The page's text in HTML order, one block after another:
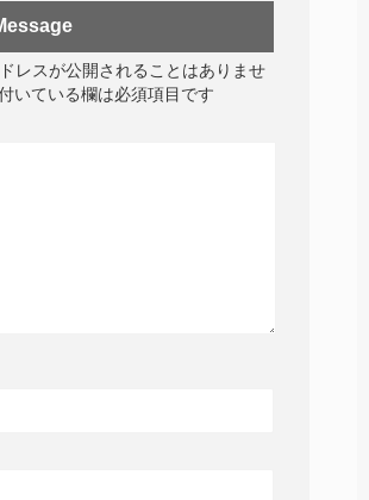
レスが公開されることはありませ
いている欄は必須項目です